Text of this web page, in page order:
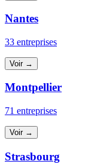
Nantes
33 entreprises
Voir →
Montpellier
71 entreprises
Voir →
Strasbourg